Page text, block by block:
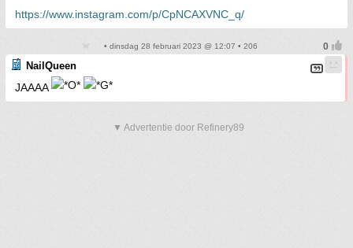
https://www.instagram.com/p/CpNCAXVNC_q/
• dinsdag 28 februari 2023 @ 12:07 • 206
NailQueen
JAAAA
▼ Advertentie door Refinery89